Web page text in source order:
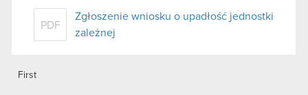
PDF
Zgłoszenie wniosku o upadłość jednostki
zależnej
First